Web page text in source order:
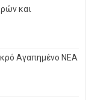
και
Αγαπημένο NEΑ